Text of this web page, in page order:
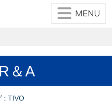
＆A
: TIVO